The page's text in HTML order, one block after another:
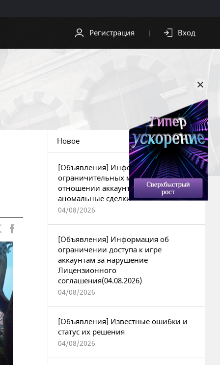
Обои
безопасности
Регистрация Вход
Новое
[Объявления] Информация об
ограничительных мерах в
отношении аккаунтов за
аномальные сделки
04/08/2026
[Объявления] Информация об
ограничении доступа к игре
аккаунтам за нарушение
Лицензионного
соглашения(04.08.2026)
04/08/2026
[Объявления] Известные ошибки и
статус их решения
04/08/2026